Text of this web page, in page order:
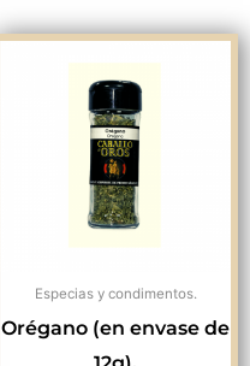
Especias y condimentos.
Orégano (en envase de